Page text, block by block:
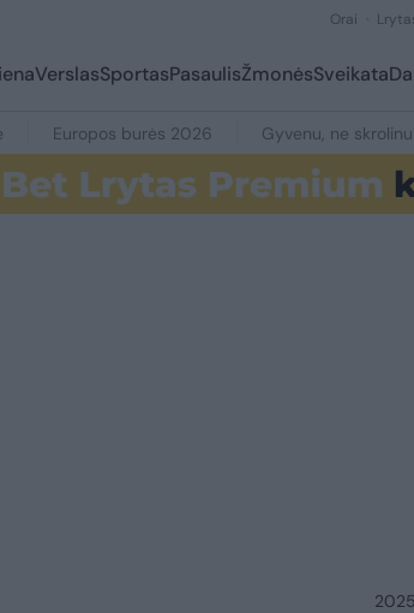
Orai
VerslasSportasPasaulisŽmonėsSveikata
Europos burės 2026 Gyvenu, ne skrolinu